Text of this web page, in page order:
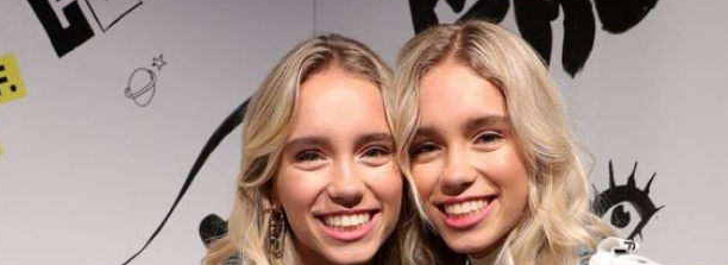
Filme & Serien
Lifestyle
Familie & Liebe
Promiflash Exklusiv